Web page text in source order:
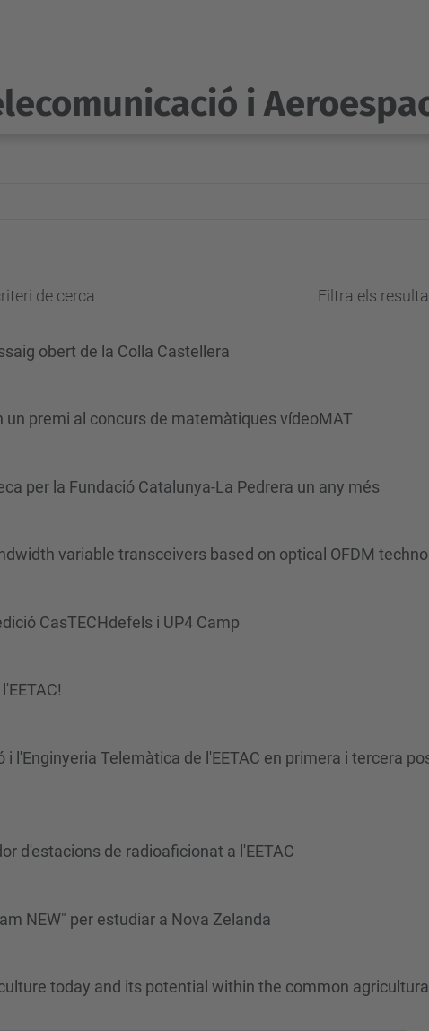
i
de cerca Filtra els
obert de la Colla Castellera
premi al concurs de matemàtiques vídeoMAT
per la Fundació Catalunya-La Pedrera un any més
variable transceivers based on optical OFDM
CasTECHdefels i UP4 Camp
l'Enginyeria Telemàtica de l'EETAC en primera i tercera
d'estacions de radioaficionat a l'EETAC
NEW" per estudiar a Nova Zelanda
today and its potential within the common